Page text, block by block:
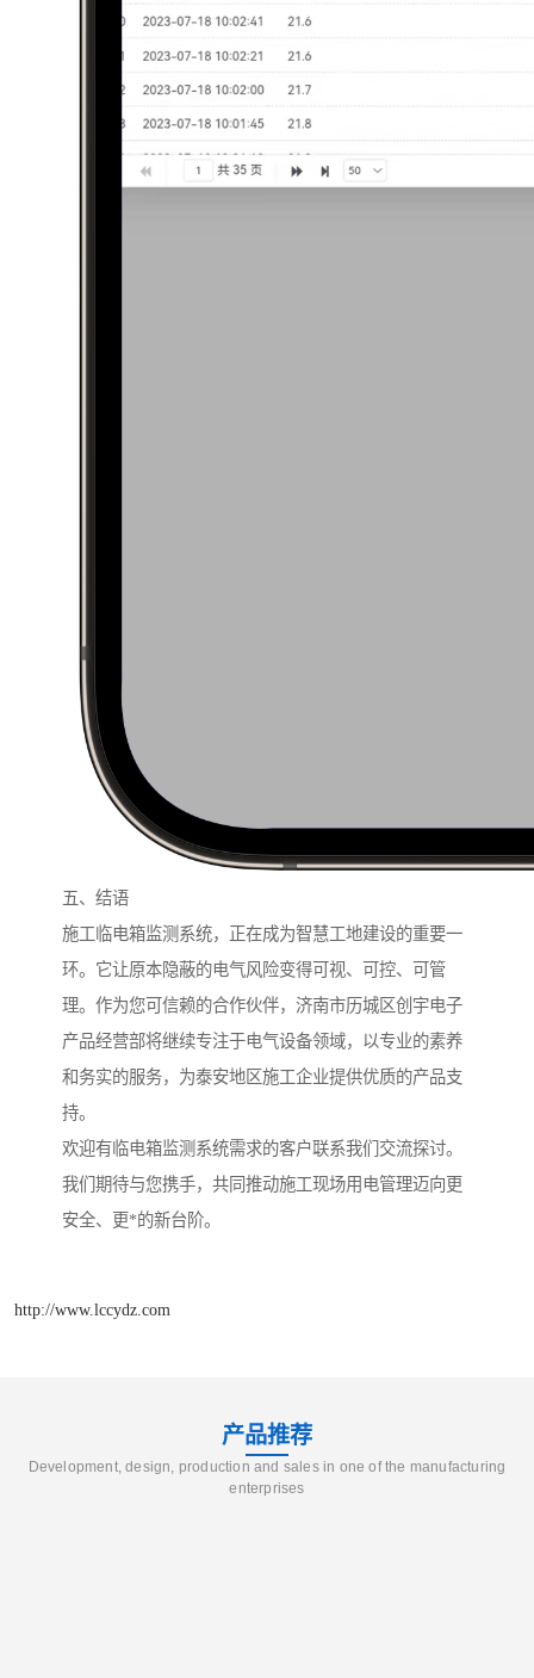
五、结语
施工临电箱监测系统，正在成为智慧工地建设的重要一
环。它让原本隐蔽的电气风险变得可视、可控、可管
理。作为您可信赖的合作伙伴，济南市历城区创宇电子
产品经营部将继续专注于电气设备领域，以专业的素养
和务实的服务，为泰安地区施工企业提供优质的产品支
持。
欢迎有临电箱监测系统需求的客户联系我们交流探讨。
我们期待与您携手，共同推动施工现场用电管理迈向更
安全、更*的新台阶。
http://www.lccydz.com
产品推荐
Development, design, production and sales in one of the manufacturing
enterprises